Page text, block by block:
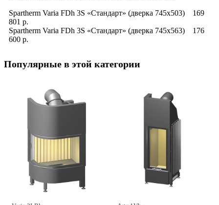
Spartherm Varia FDh 3S «Стандарт» (дверка 745x503) 169
801 р.
Spartherm Varia FDh 3S «Стандарт» (дверка 745x563) 176
600 р.
Популярные в этой категории